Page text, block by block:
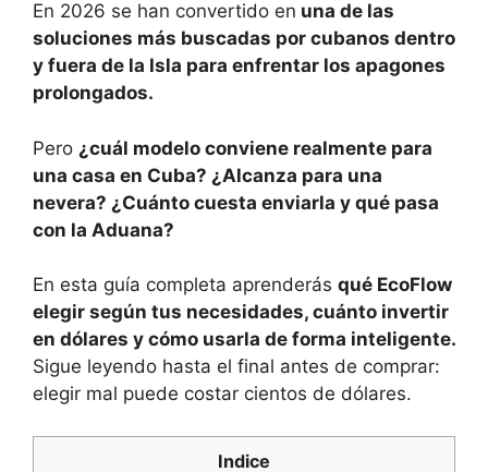
En 2026 se han convertido en una de las
soluciones más buscadas por cubanos dentro
y fuera de la Isla para enfrentar los apagones
prolongados.
Pero ¿cuál modelo conviene realmente para
una casa en Cuba? ¿Alcanza para una
nevera? ¿Cuánto cuesta enviarla y qué pasa
con la Aduana?
En esta guía completa aprenderás qué EcoFlow
elegir según tus necesidades, cuánto invertir
en dólares y cómo usarla de forma inteligente.
Sigue leyendo hasta el final antes de comprar:
elegir mal puede costar cientos de dólares.
Indice